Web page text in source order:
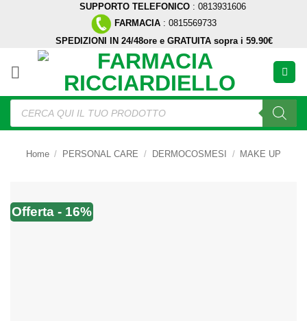
SUPPORTO TELEFONICO : 0813931606
FARMACIA : 0815569733
SPEDIZIONI IN 24/48ore e GRATUITA sopra i 59.90€
Ricerca
prodotti
Home / PERSONAL CARE / DERMOCOSMESI / MAKE UP
Offerta - 16%